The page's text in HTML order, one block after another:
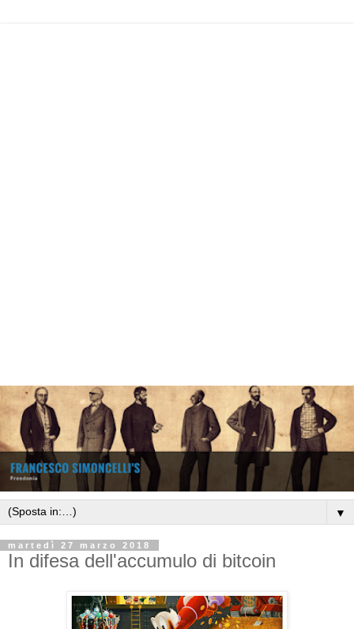
▼
martedì 27 marzo 2018
In difesa dell'accumulo di bitcoin